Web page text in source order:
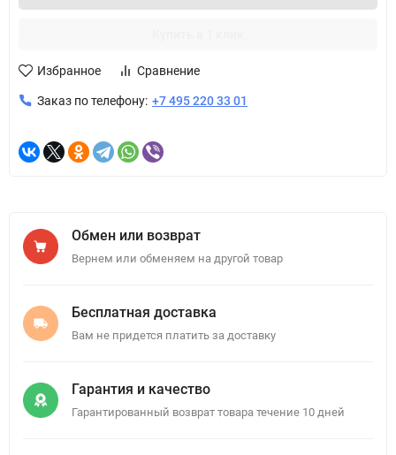
Избранное Сравнение
Заказ по телефону: +7 495 220 33 01
Обмен или возврат
Вернем или обменяем на другой товар
Бесплатная доставка
Вам не придется платить за доставку
Гарантия и качество
Гарантированный возврат товара течение 10 дней